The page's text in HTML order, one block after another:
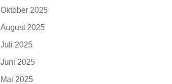
Oktober 2025
August 2025
Juli 2025
Juni 2025
Mai 2025